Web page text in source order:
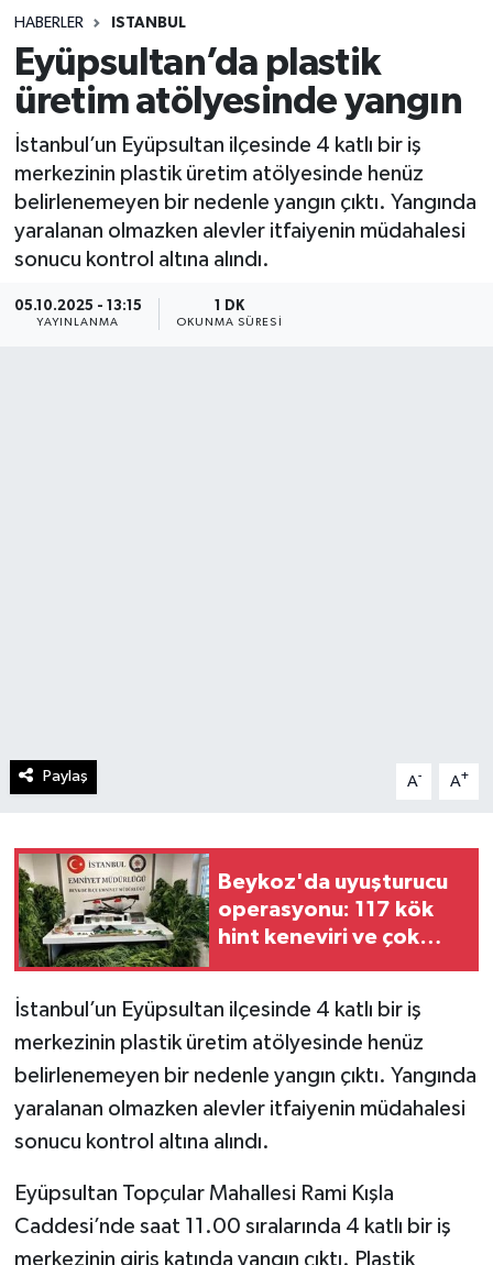
HABERLER ISTANBUL
Eyüpsultan’da plastik
üretim atölyesinde yangın
İstanbul’un Eyüpsultan ilçesinde 4 katlı bir iş
merkezinin plastik üretim atölyesinde henüz
belirlenemeyen bir nedenle yangın çıktı. Yangında
yaralanan olmazken alevler itfaiyenin müdahalesi
sonucu kontrol altına alındı.
05.10.2025 - 13:15
YAYINLANMA
1 DK
OKUNMA SÜRESI
Paylaş A- A+
Beykoz'da uyuşturucu
operasyonu: 117 kök
hint keneviri ve çok
İstanbul’un Eyüpsultan ilçesinde 4 katlı bir iş
merkezinin plastik üretim atölyesinde henüz
belirlenemeyen bir nedenle yangın çıktı. Yangında
yaralanan olmazken alevler itfaiyenin müdahalesi
sonucu kontrol altına alındı.
Eyüpsultan Topçular Mahallesi Rami Kışla
Caddesi’nde saat 11.00 sıralarında 4 katlı bir iş
merkezinin giriş katında yangın çıktı. Plastik
Spor
Teknoloji
Yaşam